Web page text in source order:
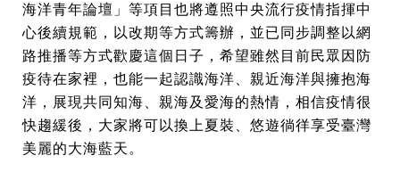
海洋青年論壇」等項目也將遵照中央流行疫情指揮中
心後續規範，以改期等方式籌辦，並已同步調整以網
路推播等方式歡慶這個日子，希望雖然目前民眾因防
疫待在家裡，也能一起認識海洋、親近海洋與擁抱海
洋，展現共同知海、親海及愛海的熱情，相信疫情很
快趨緩後，大家將可以換上夏裝、悠遊徜徉享受臺灣
美麗的大海藍天。